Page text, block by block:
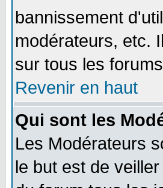
bannissement
modérateurs, etc.
sur tous les
Revenir en haut
Qui sont les
Les Modérateurs
le but est de